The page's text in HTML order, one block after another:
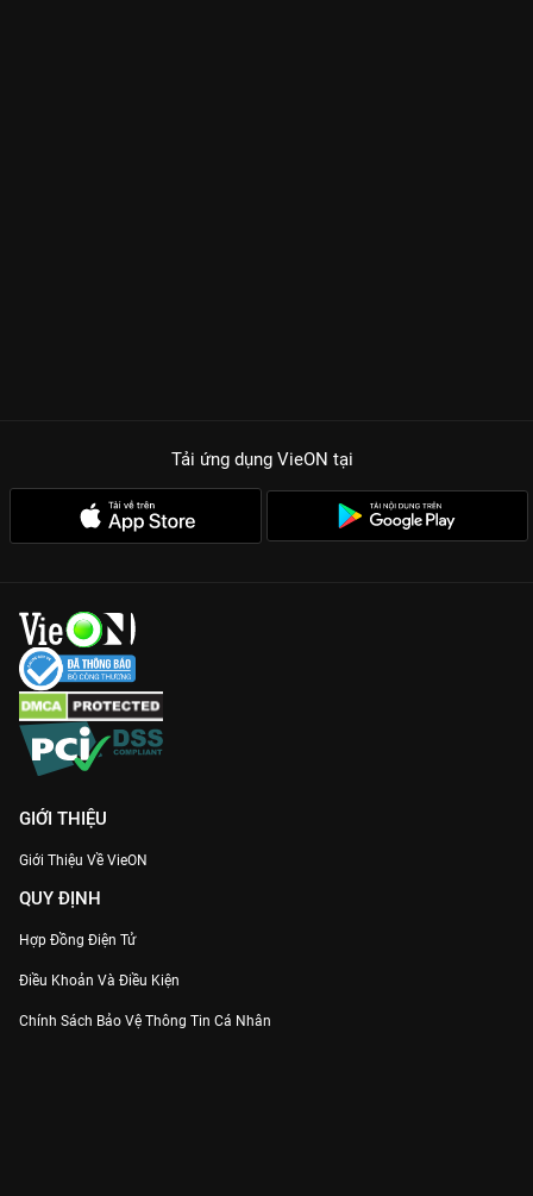
Tải ứng dụng VieON tại
GIỚI THIỆU
Giới Thiệu Về VieON
QUY ĐỊNH
Hợp Đồng Điện Tử
Điều Khoản Và Điều Kiện
Chính Sách Bảo Vệ Thông Tin Cá Nhân